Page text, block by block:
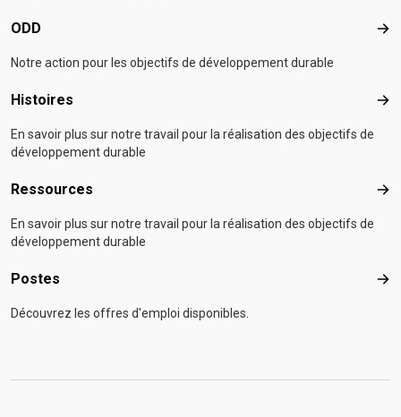
ODD
Notre action pour les objectifs de développement durable
Histoires
En savoir plus sur notre travail pour la réalisation des objectifs de
développement durable
Ressources
En savoir plus sur notre travail pour la réalisation des objectifs de
développement durable
Postes
Découvrez les offres d'emploi disponibles.